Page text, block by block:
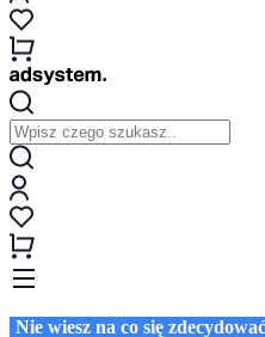
Nie wiesz na co się